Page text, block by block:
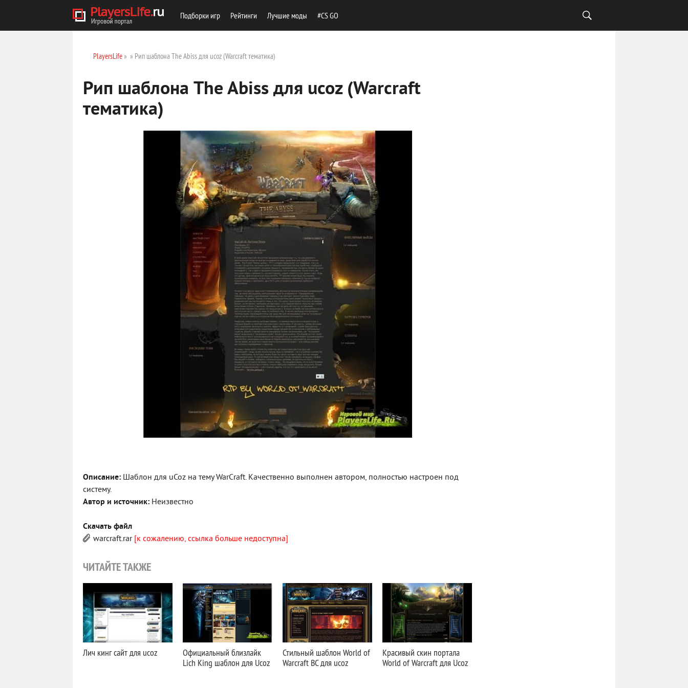
Подборки игр Рейтинги Лучшие моды #CS GO
PlayersLife» » Рип шаблона The Abiss для ucoz (Warcraft тематика)
Рип шаблона The Abiss для ucoz (Warcraft
тематика)
Описание: Шаблон для uCoz на тему WarCraft. Качественно выполнен автором, полностью настроен под
систему.
Автор и источник: Неизвестно
Скачать файл
warcraft.rar [к сожалению, ссылка больше недоступна]
ЧИТАЙТЕ ТАКЖЕ
Лич кинг сайт для ucoz
Официальный близлайк
Lich King шаблон для Ucoz
Стильный шаблон World of
Warcraft BC для ucoz
Красивый скин портала
World of Warcraft для Ucoz